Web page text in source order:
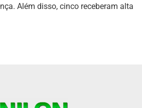
Além disso, cinco receberam alta